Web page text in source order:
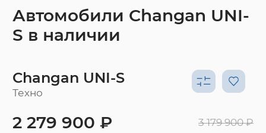
Автомобили Changan UNI-
S в наличии
Changan UNI-S
Техно
2 279 900 ₽ 3 179 900 ₽